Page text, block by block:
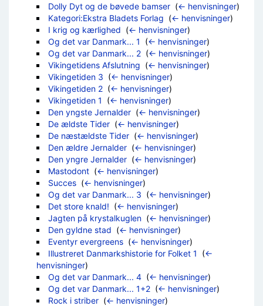
Dolly Dyt og de bøvede bamser‎ (← henvisninger)
Kategori:Ekstra Bladets Forlag (← henvisninger)
I krig og kærlighed (← henvisninger)
Og det var Danmark... 1
(← henvisninger)
Og det var Danmark... 2‎ (← henvisninger)
Vikingetidens Afslutning (← henvisninger)
Vikingetiden 3 (← henvisninger)
Vikingetiden 2‎ (← henvisninger)
Vikingetiden 1
(← henvisninger)
Den yngste Jernalder‎ (← henvisninger)
De ældste Tider‎ (← henvisninger)
De næstældste Tider‎ (← henvisninger)
Den ældre Jernalder‎ (← henvisninger)
Den yngre Jernalder‎ (← henvisninger)
Mastodont‎ (← henvisninger)
Succes‎ (← henvisninger)
Og det var Danmark... 3 (← henvisninger)
Det store knald! (← henvisninger)
Jagten på krystalkuglen‎ (← henvisninger)
Den gyldne stad (← henvisninger)
Eventyr evergreens‎ (← henvisninger)
Illustreret Danmarkshistorie for Folket 1
(←
henvisninger)
Og det var Danmark... 4‎ (← henvisninger)
Og det var Danmark... 1+2‎ (← henvisninger)
Rock i striber‎ (← henvisninger)